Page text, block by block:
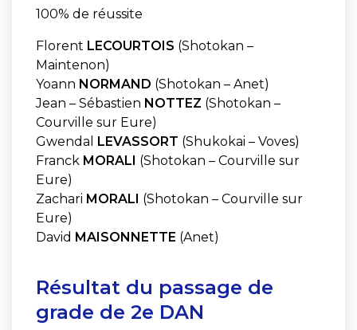
100% de réussite
Florent LECOURTOIS (Shotokan –
Maintenon)
Yoann NORMAND (Shotokan – Anet)
Jean – Sébastien NOTTEZ (Shotokan –
Courville sur Eure)
Gwendal
LEVASSORT (Shukokai – Voves)
Franck MORALI (Shotokan – Courville sur
Eure)
Zachari MORALI (Shotokan – Courville sur
Eure)
David MAISONNETTE (Anet)
Résultat du passage de
grade de 2e DAN